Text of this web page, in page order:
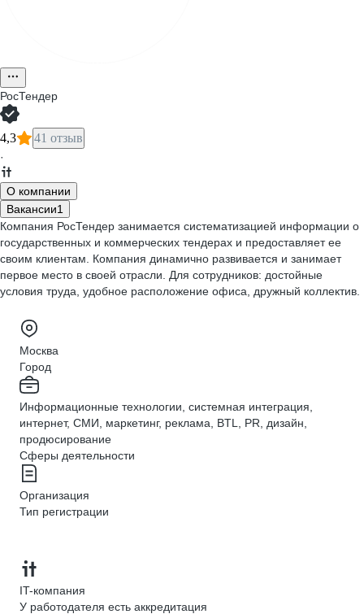
РосТендер
4,3 41 отзыв
·
О компании
Вакансии1
Компания РосТендер занимается систематизацией информации о
государственных и коммерческих тендерах и предоставляет ее
своим клиентам. Компания динамично развивается и занимает
первое место в своей отрасли. Для сотрудников: достойные
условия труда, удобное расположение офиса, дружный коллектив.
Москва
Город
Информационные технологии, системная интеграция,
интернет, СМИ, маркетинг, реклама, BTL, PR, дизайн,
продюсирование
Сферы деятельности
Организация
Тип регистрации
IT-компания
У работодателя есть аккредитация